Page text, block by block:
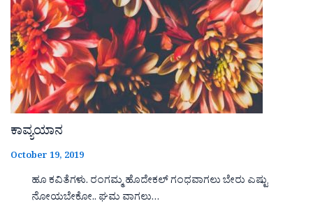
ಕಾವ್ಯಯಾನ
October 19, 2019
ಹೂ ಕವಿತೆಗಳು. ರಂಗಮ್ಮ ಹೊದೇಕಲ್ ಗಂಧವಾಗಲು ಬೇರು ಎಷ್ಟು
ನೋಯಬೇಕೋ.. ಘಮ ವಾಗಲು…